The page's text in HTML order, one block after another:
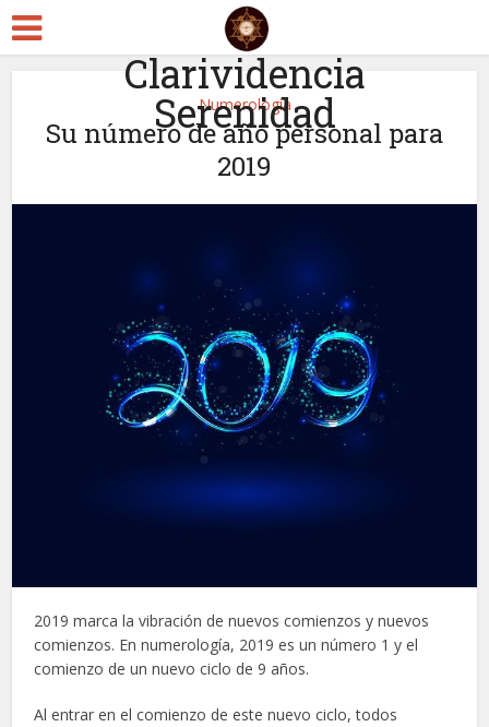
Clarividencia
Serenidad
Numerología
Su número de año personal para
2019
2019 marca la vibración de nuevos comienzos y nuevos
comienzos. En numerología, 2019 es un número 1 y el
comienzo de un nuevo ciclo de 9 años.
Al entrar en el comienzo de este nuevo ciclo, todos